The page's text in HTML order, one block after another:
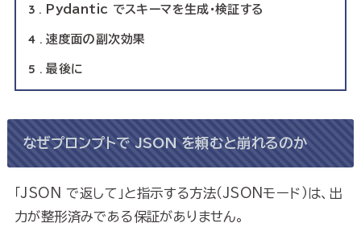
3 Pydantic でスキーマを生成・検証する
4 速度面の副次効果
5 最後に
なぜプロンプトで JSON を頼むと崩れるのか
「JSON で返して」と指示する方法（JSONモード）は、出
力が整形済みである保証がありません。